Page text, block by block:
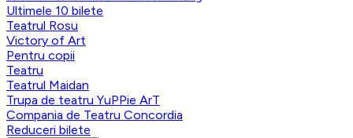
Ultimele 10 bilete
Teatrul Rosu
Victory of Art
Pentru copii
Teatru
Teatrul Maidan
Trupa de teatru YuPPie ArT
Compania de Teatru Concordia
Reduceri bilete